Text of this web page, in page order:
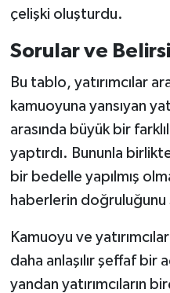
çelişki oluşturdu.
Sorular ve
Bu tablo, yatırımcılar
kamuoyuna yansıyan
arasında büyük bir
yaptırdı. Bununla
bir bedelle yapılmış
haberlerin doğruluğunu
Kamuoyu ve
daha anlaşılır şeffaf bir
yandan yatırımcıların